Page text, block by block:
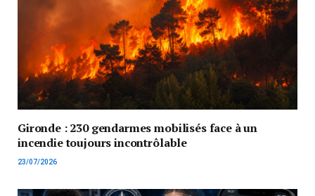
Gironde : 230 gendarmes mobilisés face à un
incendie toujours incontrôlable
23/07/2026